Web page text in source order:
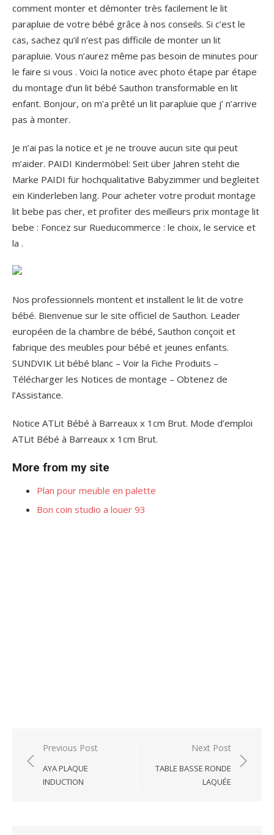
comment monter et démonter très facilement le lit
parapluie de votre bébé grâce à nos conseils. Si c’est le
cas, sachez qu’il n’est pas difficile de monter un lit
parapluie. Vous n’aurez même pas besoin de minutes pour
le faire si vous . Voici la notice avec photo étape par étape
du montage d’un lit bébé Sauthon transformable en lit
enfant. Bonjour, on m’a prêté un lit parapluie que j’ n’arrive
pas à monter.
Je n’ai pas la notice et je ne trouve aucun site qui peut
m’aider. PAIDI Kindermöbel: Seit über Jahren steht die
Marke PAIDI für hochqualitative Babyzimmer und begleitet
ein Kinderleben lang. Pour acheter votre produit montage
lit bebe pas cher, et profiter des meilleurs prix montage lit
bebe : Foncez sur Rueducommerce : le choix, le service et
la .
Nos professionnels montent et installent le lit de votre
bébé. Bienvenue sur le site officiel de Sauthon. Leader
européen de la chambre de bébé, Sauthon conçoit et
fabrique des meubles pour bébé et jeunes enfants.
SUNDVIK Lit bébé blanc – Voir la Fiche Produits –
Télécharger les Notices de montage – Obtenez de
l’Assistance.
Notice ATLit Bébé à Barreaux x 1cm Brut. Mode d’emploi
ATLit Bébé à Barreaux x 1cm Brut.
More from my site
Plan pour meuble en palette
Bon coin studio a louer 93
Post
navigation
Previous Post
AYA PLAQUE
INDUCTION
Next Post
TABLE BASSE RONDE
LAQUÉE